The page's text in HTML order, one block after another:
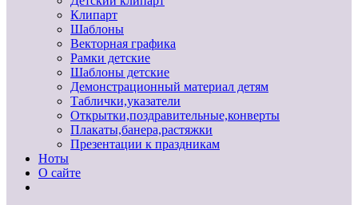
Клипарт
Шаблоны
Векторная графика
Рамки детские
Шаблоны детские
Демонстрационный материал детям
Таблички,указатели
Открытки,поздравительные,конверты
Плакаты,банера,растяжки
Презентации к праздникам
Ноты
О сайте